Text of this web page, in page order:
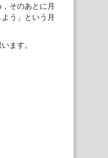
そのあとに月
う」という月
ます。